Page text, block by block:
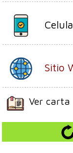
Sitio
Ver carta